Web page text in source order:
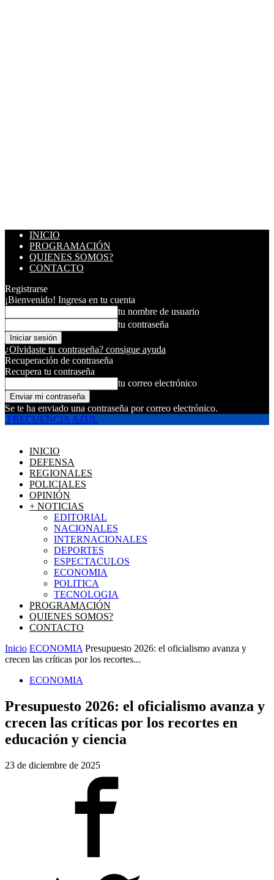
INICIO
PROGRAMACIÓN
QUIENES SOMOS?
CONTACTO
Registrarse
¡Bienvenido! Ingresa en tu cuenta
tu nombre de usuario
tu contraseña
¿Olvidaste tu contraseña? consigue ayuda
Recuperación de contraseña
Recupera tu contraseña
tu correo electrónico
Se te ha enviado una contraseña por correo electrónico.
FRECUENCIA AZUL
INICIO
DEFENSA
REGIONALES
POLICIALES
OPINIÓN
+ NOTICIAS
EDITORIAL
NACIONALES
INTERNACIONALES
DEPORTES
ESPECTACULOS
ECONOMIA
POLITICA
TECNOLOGIA
PROGRAMACIÓN
QUIENES SOMOS?
CONTACTO
Inicio ECONOMIA Presupuesto 2026: el oficialismo avanza y
crecen las críticas por los recortes...
ECONOMIA
Presupuesto 2026: el oficialismo avanza y
crecen las críticas por los recortes en
educación y ciencia
23 de diciembre de 2025